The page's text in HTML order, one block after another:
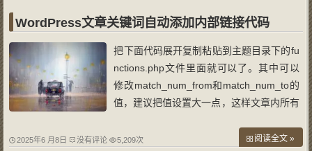
e('FORCE_SSL_LO
WordPress文章关键词自动添加内部链接代码
把下面代码展开复制粘贴到主题目录下的fu
nctions.php文件里面就可以了。其中可以
修改match_num_from和match_num_to的
值，建议把值设置大一点，这样文章内所有
章关键词自动添加内链链接代码 */ //连接数
2025年6 月8日 没有评论 5,209次 阅读全文 »